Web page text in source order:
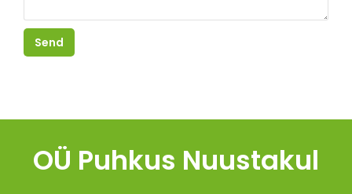
OÜ Puhkus Nuustakul